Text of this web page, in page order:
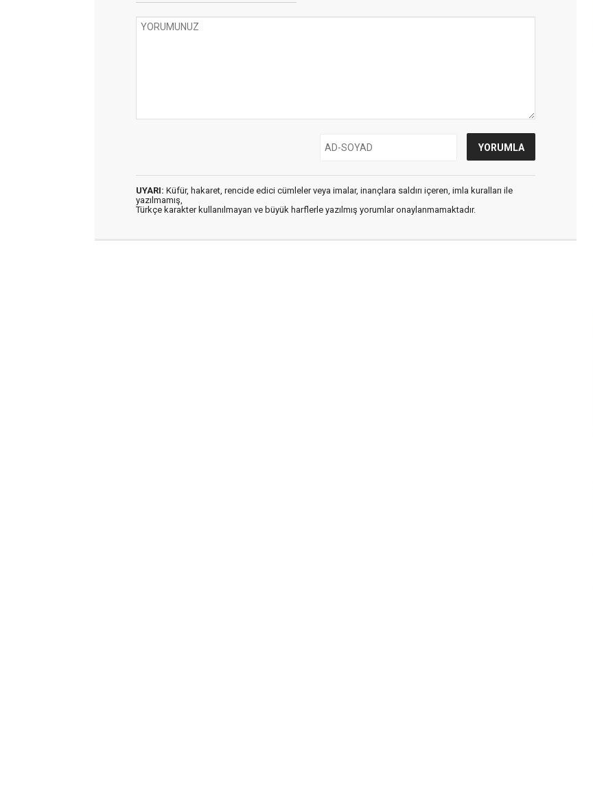
UYARI: Küfür, hakaret, rencide edici cümleler veya imalar, inançlara saldırı içeren, imla kuralları ile
yazılmamış,
Türkçe karakter kullanılmayan ve büyük harflerle yazılmış yorumlar onaylanmamaktadır.